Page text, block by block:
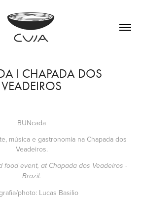
I CHAPADA DOS
VEADEIROS
BUNcada
música e gastronomia na Chapada dos
Veadeiros.
food event, at Chapada dos Veadeiros -
Brazil.
photo: Lucas Basilio